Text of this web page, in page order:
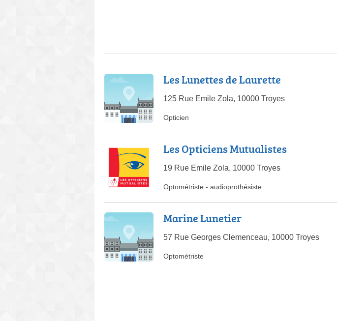
Les Lunettes de Laurette
125 Rue Emile Zola, 10000 Troyes
Opticien
Les Opticiens Mutualistes
19 Rue Emile Zola, 10000 Troyes
Optométriste - audioprothésiste
Marine Lunetier
57 Rue Georges Clemenceau, 10000 Troyes
Optométriste